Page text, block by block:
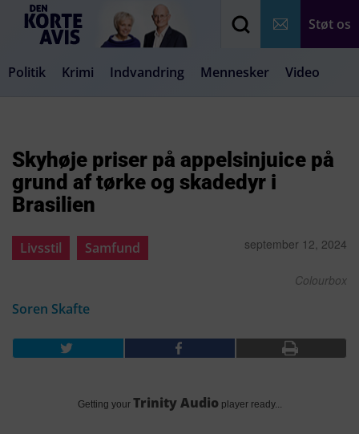
Støt os
Politik Krimi Indvandring Mennesker Video
Skyhøje priser på appelsinjuice på
grund af tørke og skadedyr i
Brasilien
Livsstil Samfund september 12, 2024
Colourbox
Soren Skafte
Getting your Trinity Audio player ready...